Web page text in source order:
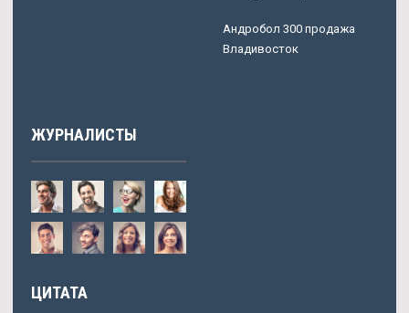
Андробол 300 продажа
Владивосток
ЖУРНАЛИСТЫ
ЦИТАТА